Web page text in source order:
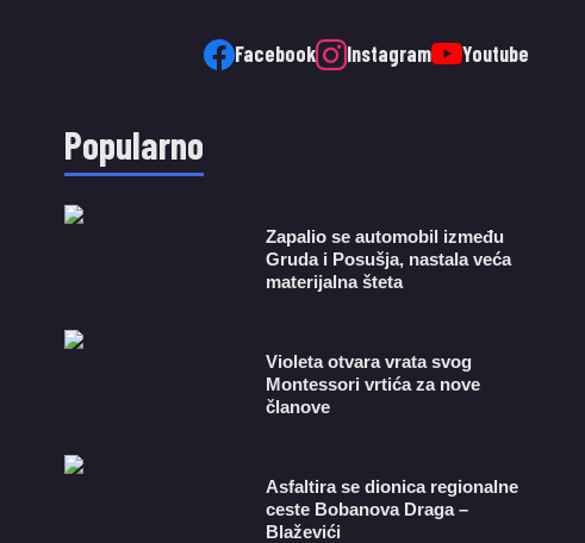
Facebook Instagram Youtube
Popularno
Zapalio se automobil između
Gruda i Posušja, nastala veća
materijalna šteta
Violeta otvara vrata svog
Montessori vrtića za nove
članove
Asfaltira se dionica regionalne
ceste Bobanova Draga –
Blaževići